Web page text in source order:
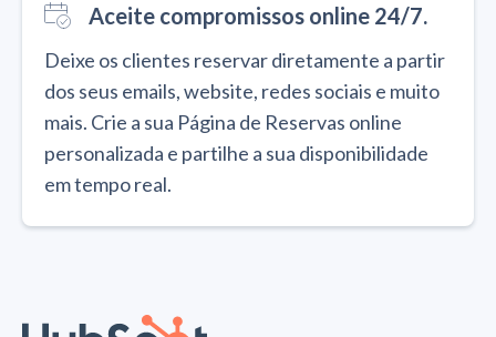
Aceite compromissos online 24/7.
Deixe os clientes reservar diretamente a partir
dos seus emails, website, redes sociais e muito
mais. Crie a sua Página de Reservas online
personalizada e partilhe a sua disponibilidade
em tempo real.